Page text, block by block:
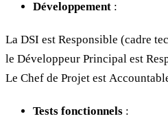
Développement :
La DSI est Responsible (cadre
le Développeur Principal est
Le Chef de Projet est
Tests fonctionnels :